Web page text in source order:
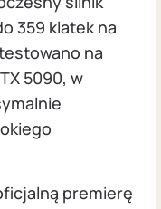
359 klatek na
na
5090, w
premierę